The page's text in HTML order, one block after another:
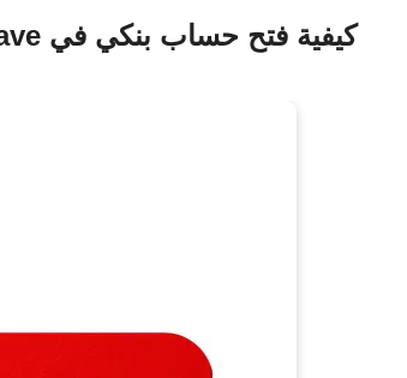
كيفية فتح حساب بنكي في nsave بالخطوات -